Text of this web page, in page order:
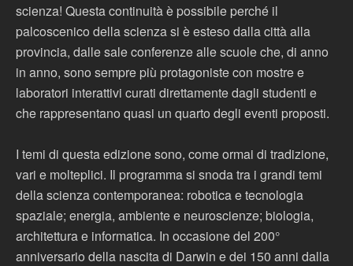
scienza! Questa continuità è possibile perché il
palcoscenico della scienza si è esteso dalla città alla
provincia, dalle sale conferenze alle scuole che, di anno
in anno, sono sempre più protagoniste con mostre e
laboratori interattivi curati direttamente dagli studenti e
che rappresentano quasi un quarto degli eventi proposti.
I temi di questa edizione sono, come ormai di tradizione,
vari e molteplici. Il programma si snoda tra i grandi temi
della scienza contemporanea: robotica e tecnologia
spaziale; energia, ambiente e neuroscienze; biologia,
architettura e informatica. In occasione del 200°
anniversario della nascita di Darwin e dei 150 anni dalla